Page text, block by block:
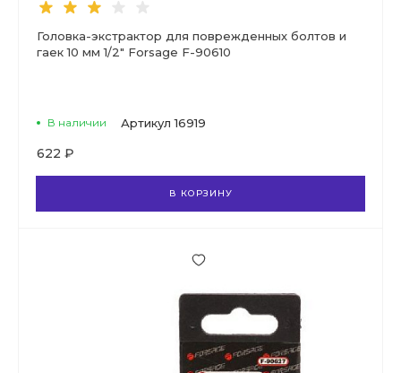
Головка-экстрактор для поврежденных болтов и
гаек 10 мм 1/2" Forsage F-90610
В наличии Артикул 16919
622 ₽
В КОРЗИНУ